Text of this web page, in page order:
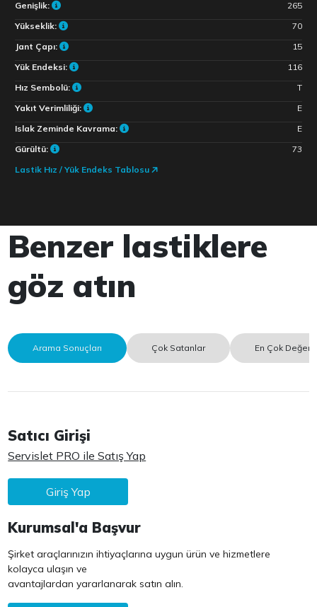
Genişlik:
265
Yükseklik:
70
Jant Çapı:
15
Yük Endeksi:
116
Hız Sembolü:
T
Yakıt Verimliliği:
E
Islak Zeminde Kavrama:
E
Gürültü:
73
Lastik Hız / Yük Endeks Tablosu
Benzer lastiklere
göz atın
Arama Sonuçları Çok Satanlar En Çok
Satıcı Girişi
Servislet PRO ile Satış Yap
Giriş Yap
Kurumsal'a Başvur
Şirket araçlarınızın ihtiyaçlarına uygun ürün ve hizmetlere
kolayca ulaşın ve
avantajlardan yararlanarak satın alın.